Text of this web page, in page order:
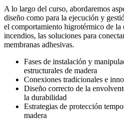
A lo largo del curso, abordaremos
diseño como para la ejecución y
el comportamiento higrotérmico de la
incendios, las soluciones para
membranas adhesivas.
Fases de instalación y
estructurales de madera
Conexiones tradicionales e
Diseño correcto de la
la durabilidad
Estrategias de protección
madera